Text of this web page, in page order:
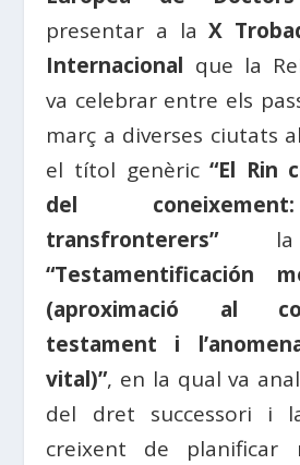
presentar a laX
Internacional que la
va celebrar entre els
març a diverses ciutats
el títol genèric“El Rin
del
transfronterers”la
“Testamentificación
(aproximació al
testament i
vital)”, en la qual va
del dret successori i
creixent de planificar